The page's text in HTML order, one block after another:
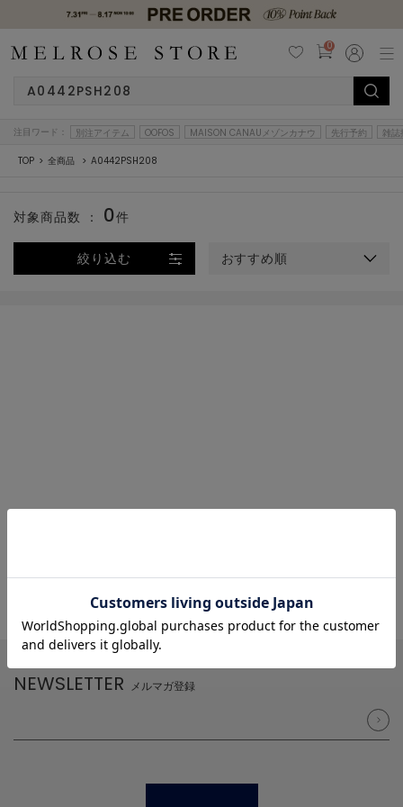
0
注目ワード： 別注アイテム OOFOS MAISON CANAUメゾンカナウ 先行予約 雑誌
TOP 全商品 A0442PSH208
絞り込む おすすめ順
対象商品数 ： 0件
NEWSLETTER メルマガ登録